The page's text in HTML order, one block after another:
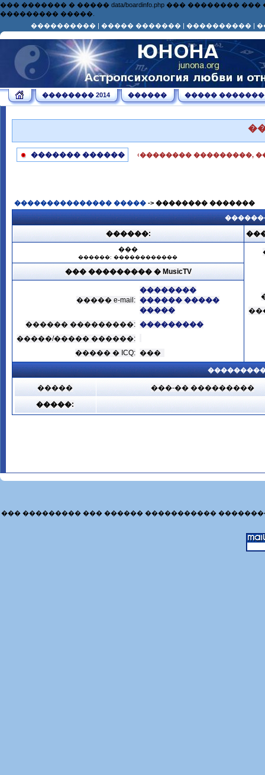
��� ������� � ����� data/boardinfo.php ���
��������� �����.
���������� | ����� ������� | ���������� |
�������� 2014 ������ ����� �������
������� ������ ‹�������� ���������,
��������������� ����� -> �������� �������
������:
���
������: ������������
��� ��������� � MusicTV
����� e-mail:
��������
������ �����
�����
������ ���������: ���������
�����/����� ������:
����� � ICQ: ���
�����
���-�� ���������
�����:
��� ��������� ��� ������ �����������